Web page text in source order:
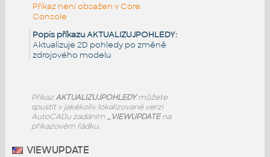
Příkaz není obsažen v Core
Console
Popis příkazu AKTUALIZUJPOHLEDY:
Aktualizuje 2D pohledy po změně
zdrojového modelu
PříkazAKTUALIZUJPOHLEDYmůžete
spustit v jakékoliv lokalizované verzi
AutoCADu zadáním _VIEWUPDATEna
příkazovém řádku.
VIEWUPDATE